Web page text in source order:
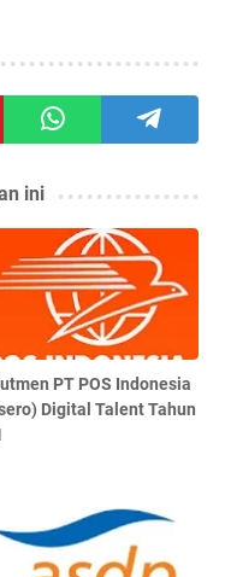
ini
PT POS Indonesia
Digital Talent Tahun